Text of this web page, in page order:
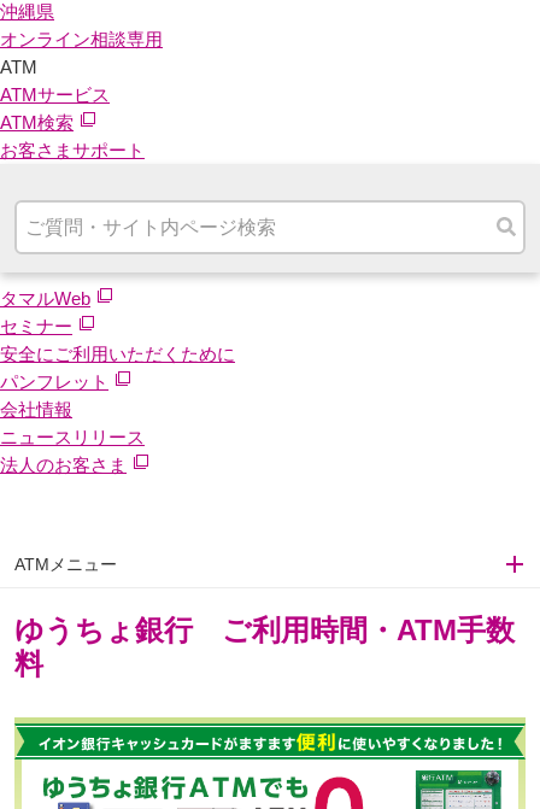
沖縄県
オンライン相談専用
ATM
ATMサービス
ATM検索
お客さまサポート
タマルWeb
セミナー
安全にご利用いただくために
パンフレット
会社情報
ニュースリリース
法人のお客さま
ATMメニュー
ゆうちょ銀行 ご利用時間・ATM手数
料